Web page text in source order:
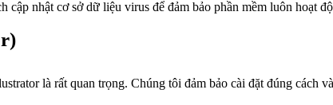
nhật cơ sở dữ liệu virus để đảm bảo phần mềm luôn hoạt
là rất quan trọng. Chúng tôi đảm bảo cài đặt đúng cách